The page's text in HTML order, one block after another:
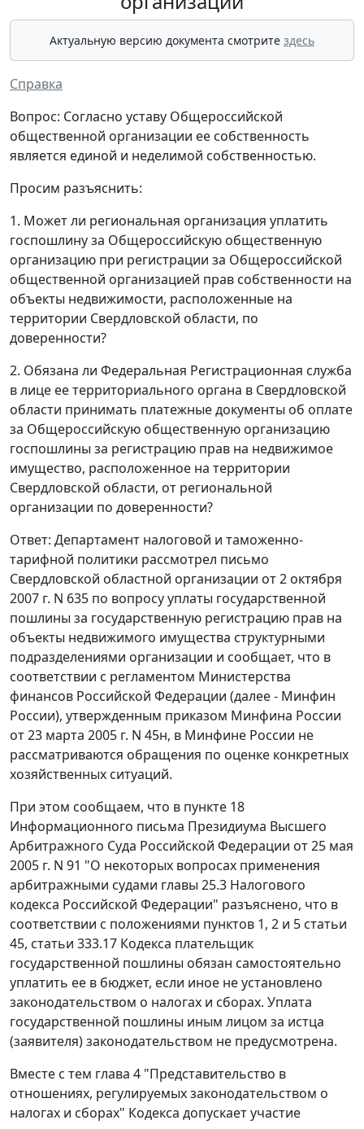
Актуальную версию документа смотрите здесь
Справка
Вопрос: Согласно уставу Общероссийской
общественной организации ее собственность
является единой и неделимой собственностью.
Просим разъяснить:
1. Может ли региональная организация уплатить
госпошлину за Общероссийскую общественную
организацию при регистрации за Общероссийской
общественной организацией прав собственности на
объекты недвижимости, расположенные на
территории Свердловской области, по
доверенности?
2. Обязана ли Федеральная Регистрационная служба
в лице ее территориального органа в Свердловской
области принимать платежные документы об оплате
за Общероссийскую общественную организацию
госпошлины за регистрацию прав на недвижимое
имущество, расположенное на территории
Свердловской области, от региональной
организации по доверенности?
Ответ: Департамент налоговой и таможенно-
тарифной политики рассмотрел письмо
Свердловской областной организации от 2 октября
2007 г. N 635 по вопросу уплаты государственной
пошлины за государственную регистрацию прав на
объекты недвижимого имущества структурными
подразделениями организации и сообщает, что в
соответствии с регламентом Министерства
финансов Российской Федерации (далее - Минфин
России), утвержденным приказом Минфина России
от 23 марта 2005 г. N 45н, в Минфине России не
рассматриваются обращения по оценке конкретных
хозяйственных ситуаций.
При этом сообщаем, что в пункте 18
Информационного письма Президиума Высшего
Арбитражного Суда Российской Федерации от 25 мая
2005 г. N 91 "О некоторых вопросах применения
арбитражными судами главы 25.3 Налогового
кодекса Российской Федерации" разъяснено, что в
соответствии с положениями пунктов 1, 2 и 5 статьи
45, статьи 333.17 Кодекса плательщик
государственной пошлины обязан самостоятельно
уплатить ее в бюджет, если иное не установлено
законодательством о налогах и сборах. Уплата
государственной пошлины иным лицом за истца
(заявителя) законодательством не предусмотрена.
Вместе с тем глава 4 "Представительство в
отношениях, регулируемых законодательством о
налогах и сборах" Кодекса допускает участие